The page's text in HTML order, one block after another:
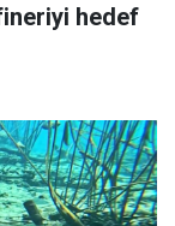
hedef